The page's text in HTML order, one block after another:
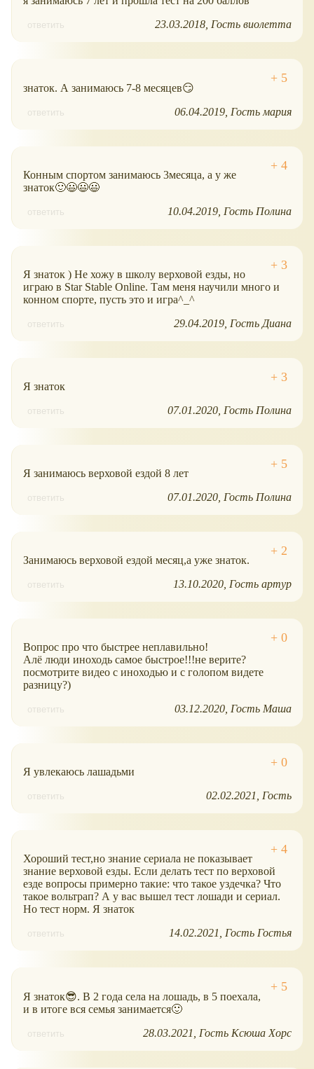
ответить 23.03.2018 Гость виолетта
знаток. А занимаюсь 7-8 месяцев😏
ответить 06.04.2019 Гость мария
Конным спортом занимаюсь 3месяца, а у же
знаток🙂😃😃😃
ответить 10.04.2019 Гость Полина
Я знаток ) Не хожу в школу верховой езды, но
играю в Star Stable Online. Там меня научили много и
конном спорте, пусть это и игра^_^
ответить 29.04.2019 Гость Диана
Я знаток
ответить 07.01.2020 Гость Полина
Я занимаюсь верховой ездой 8 лет
ответить 07.01.2020 Гость Полина
Занимаюсь верховой ездой месяц,а уже знаток.
ответить 13.10.2020 Гость артур
Вопрос про что быстрее неплавильно!
Алё люди иноходь самое быстрое!!!не верите?
посмотрите видео с иноходью и с голопом видете
разницу?)
ответить 03.12.2020 Гость Маша
Я увлекаюсь лашадьми
ответить 02.02.2021 Гость
Хороший тест,но знание сериала не показывает
знание верховой езды. Если делать тест по верховой
езде вопросы примерно такие: что такое уздечка? Что
такое вольтрап? А у вас вышел тест лошади и сериал.
Но тест норм. Я знаток
ответить 14.02.2021 Гость Гостья
Я знаток😎. В 2 года села на лошадь, в 5 поехала,
и в итоге вся семья занимается🙂
ответить 28.03.2021 Гость Ксюша Хорс